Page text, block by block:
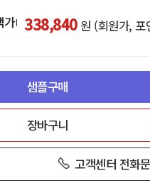
가 338,840원 (회원가, 포
샘플구매
장바구니
고객센터 전화